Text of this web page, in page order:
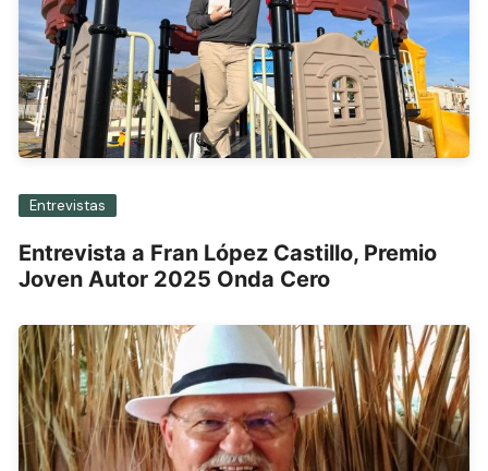
Entrevistas
Entrevista a Fran López Castillo, Premio
Joven Autor 2025 Onda Cero